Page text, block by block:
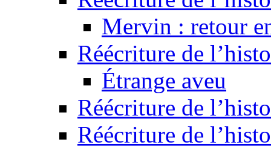
Mervin : retour
Réécriture de
Étrange aveu
Réécriture de
Réécriture de